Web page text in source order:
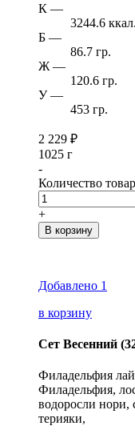
К —
3244.6 ккал.
Б —
86.7 гр.
Ж —
120.6 гр.
У—
453 гр.
2 229 ₽
1025 г
-
Количество
+
В корзину
Добавлено 1
в корзину
Сет Весенний
Филадельфия
Филадельфия,
водоросли нори,
терияки,